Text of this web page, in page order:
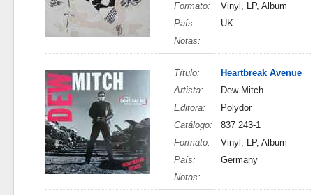
Formato:
Vinyl, LP, Album
País:
UK
Notas:
Título:
Heartbreak Avenue
Artista:
Dew Mitch
Editora:
Polydor
Catálogo:
837 243-1
Formato:
Vinyl, LP, Album
País:
Germany
Notas: